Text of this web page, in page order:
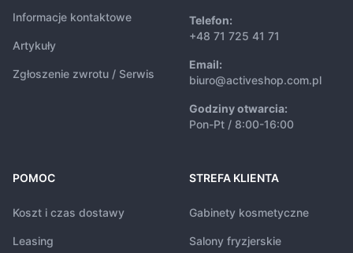
Informacje kontaktowe
Artykuły
Zgłoszenie zwrotu / Serwis
Telefon:
+48 71 725 41 71
Email:
biuro@activeshop.com.pl
Godziny otwarcia:
Pon-Pt / 8:00-16:00
POMOC
Koszt i czas dostawy
Leasing
STREFA KLIENTA
Gabinety kosmetyczne
Salony fryzjerskie